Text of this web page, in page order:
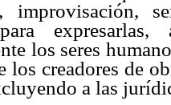
improvisación,
para
los seres
los creadores de
a las